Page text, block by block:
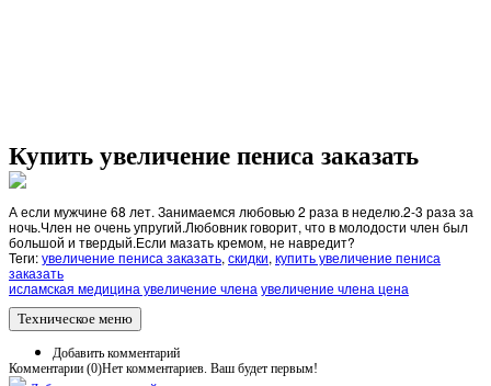
Купить увеличение пениса заказать
А если мужчине 68 лет. Занимаемся любовью 2 раза в неделю.2-3 раза за
ночь.Член не очень упругий.Любовник говорит, что в молодости член был
большой и твердый.Если мазать кремом, не навредит?
Теги:увеличение пениса заказать, скидки, купить увеличение пениса
заказать
исламская медицина увеличение члена увеличение члена цена
Техническое меню
Добавить комментарий
Комментарии (0)Нет комментариев. Ваш будет первым!